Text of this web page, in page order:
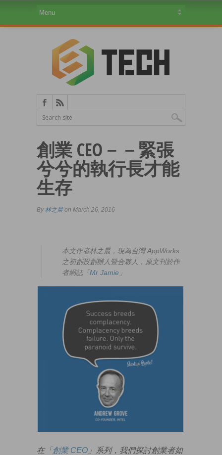
創業 CEO－－緊張
兮兮的執行長才能
生存
By 林之晨 on March 26, 2016
本文作者林之晨，現為台灣 AppWorks
之初創投創辦人暨合夥人，原文刊於作
者網誌「Mr Jamie 」
在「 創業 CEO 」系列，我們探討創業者如